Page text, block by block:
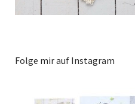
Folge mir auf Instagram